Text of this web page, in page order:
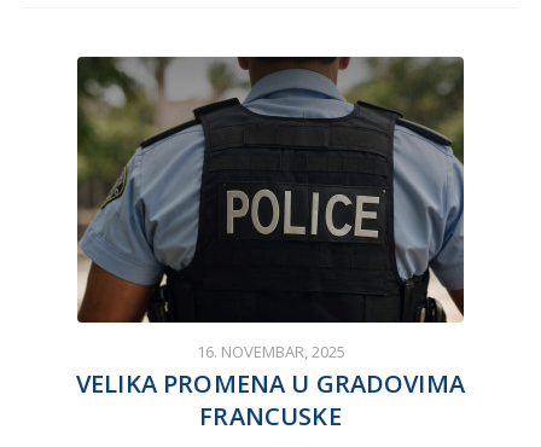
16. NOVEMBAR, 2025
VELIKA PROMENA U GRADOVIMA
FRANCUSKE